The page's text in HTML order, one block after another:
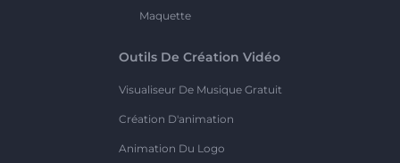
Maquette
Outils De Création Vidéo
Visualiseur De Musique Gratuit
Création D'animation
Animation Du Logo